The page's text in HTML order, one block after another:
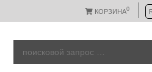
КОРЗИНА0